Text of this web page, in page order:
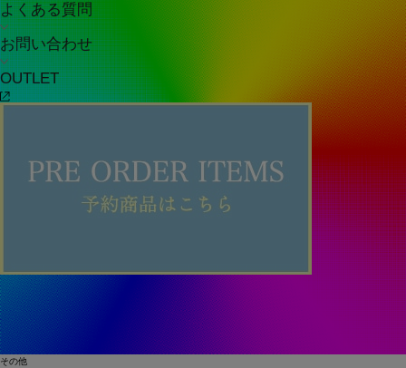
よくある質問
お問い合わせ
OUTLET
その他